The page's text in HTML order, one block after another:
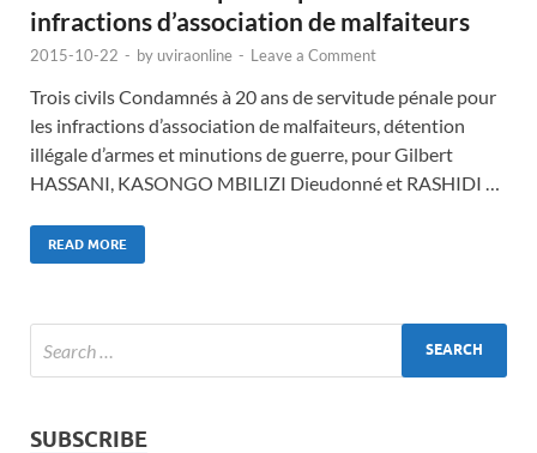
infractions d’association de malfaiteurs
2015-10-22 - byuviraonline - Leave a Comment
Trois civils Condamnés à 20 ans de servitude pénale pour
les infractions d’association de malfaiteurs, détention
illégale d’armes et minutions de guerre, pour Gilbert
HASSANI, KASONGO MBILIZI Dieudonné et RASHIDI …
READ MORE
SUBSCRIBE